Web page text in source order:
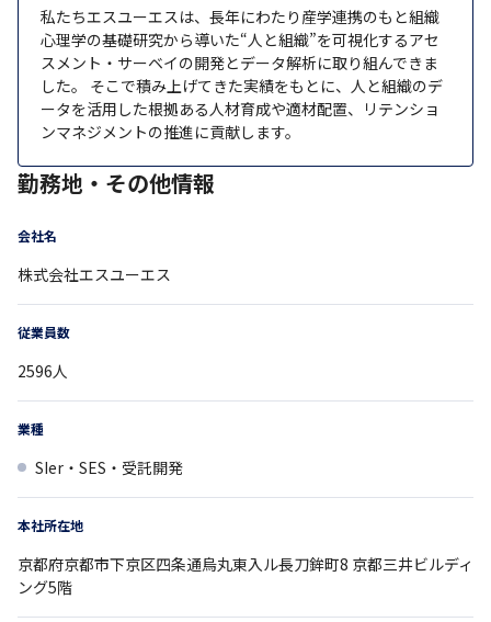
私たちエスユーエスは、長年にわたり産学連携のもと組織
心理学の基礎研究から導いた“人と組織”を可視化するアセ
スメント・サーベイの開発とデータ解析に取り組んできま
した。 そこで積み上げてきた実績をもとに、人と組織のデ
ータを活用した根拠ある人材育成や適材配置、リテンショ
ンマネジメントの推進に貢献します。
勤務地・その他情報
会社名
株式会社エスユーエス
従業員数
2596人
業種
SIer・SES・受託開発
本社所在地
京都府京都市下京区四条通烏丸東入ル長刀鉾町8 京都三井ビルディ
ング5階